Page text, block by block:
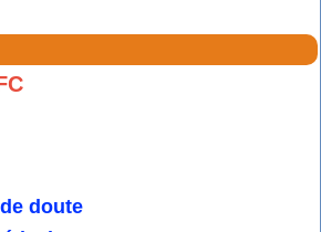
doute